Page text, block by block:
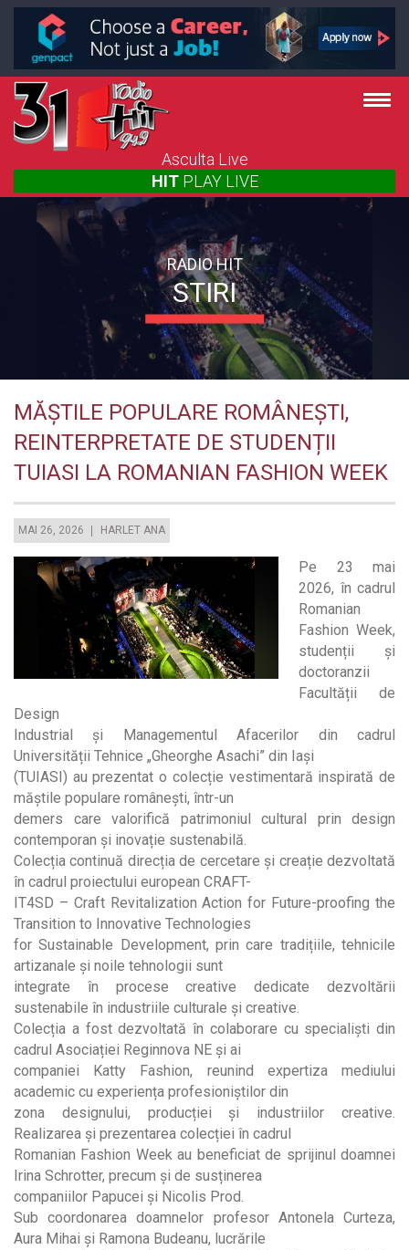
Asculta Live
HIT PLAY LIVE
RADIO HIT
STIRI
MĂȘTILE POPULARE ROMÂNEȘTI,
REINTERPRETATE DE STUDENȚII
TUIASI LA ROMANIAN FASHION WEEK
MAI 26, 2026 HARLET ANA
Pe 23 mai
2026, în cadrul
Romanian
Fashion Week,
studenții și
doctoranzii
Facultății de
Design
Industrial și Managementul Afacerilor din cadrul
Universității Tehnice „Gheorghe Asachi” din Iași
(TUIASI) au prezentat o colecție vestimentară inspirată de
măștile populare românești, într-un
demers care valorifică patrimoniul cultural prin design
contemporan și inovație sustenabilă.
Colecția continuă direcția de cercetare și creație dezvoltată
în cadrul proiectului european CRAFT-
IT4SD – Craft Revitalization Action for Future-proofing the
Transition to Innovative Technologies
for Sustainable Development, prin care tradițiile, tehnicile
artizanale și noile tehnologii sunt
integrate în procese creative dedicate dezvoltării
sustenabile în industriile culturale și creative.
Colecția a fost dezvoltată în colaborare cu specialiști din
cadrul Asociației Reginnova NE și ai
companiei Katty Fashion, reunind expertiza mediului
academic cu experiența profesioniștilor din
zona designului, producției și industriilor creative.
Realizarea și prezentarea colecției în cadrul
Romanian Fashion Week au beneficiat de sprijinul doamnei
Irina Schrotter, precum și de susținerea
companiilor Papucei și Nicolis Prod.
Sub coordonarea doamnelor profesor Antonela Curteza,
Aura Mihai și Ramona Budeanu, lucrările